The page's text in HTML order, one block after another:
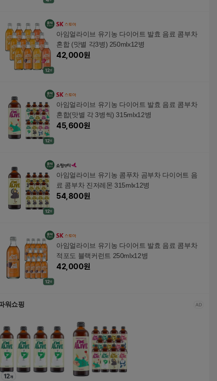
아임얼라이브 유기농 다이어트 발효 음료 콤부차
혼합 (맛별 각3병) 250mlx12병
42,000원
아임얼라이브 유기농 다이어트 발효 음료 콤부차
혼합(맛별 각 3병씩) 315mlx12병
45,600원
아임얼라이브 유기농 콤푸차 곰부차 다이어트 음
료 콤부차 진저레몬 315mlx12병
54,800원
아임얼라이브 유기농 다이어트 발효 음료 콤부차
적포도 블랙커런트 250mlx12병
42,000원
워쇼핑